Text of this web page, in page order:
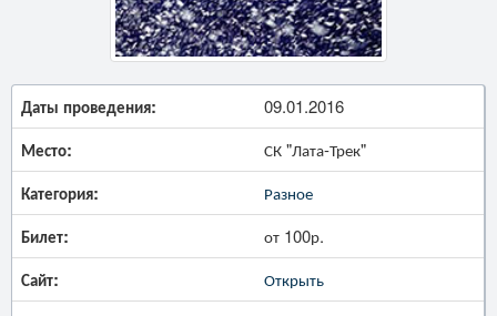
Даты проведения: 09.01.2016
Место: СК "Лата-Трек"
Категория: Разное
Билет: от 100р.
Сайт: Открыть